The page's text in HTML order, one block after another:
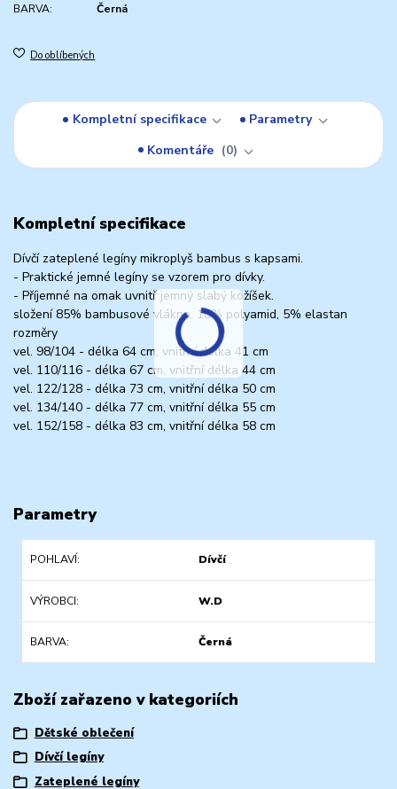
BARVA:
Černá
Do oblíbených
Kompletní specifikace
Parametry
Komentáře
0
Kompletní specifikace
Dívčí zateplené legíny mikroplyš bambus s kapsami.
- Praktické jemné legíny se vzorem pro dívky.
- Příjemné na omak uvnitř jemný slabý kožíšek.
složení 85% bambusové vlákno, 10% polyamid, 5% elastan
rozměry
vel. 98/104 - délka 64 cm, vnitřní délka 41 cm
vel. 110/116 - délka 67 cm, vnitřní délka 44 cm
vel. 122/128 - délka 73 cm, vnitřní délka 50 cm
vel. 134/140 - délka 77 cm, vnitřní délka 55 cm
vel. 152/158 - délka 83 cm, vnitřní délka 58 cm
Parametry
POHLAVÍ Dívčí
VÝROBCI W.D
BARVA Černá
Zboží zařazeno v kategoriích
Dětské oblečení
Dívčí legíny
Zateplené legíny